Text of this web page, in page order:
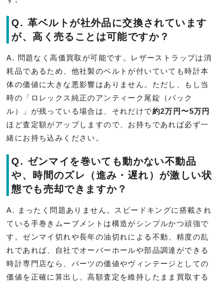
Q. 革ベルトが社外品に交換されています
が、高く売ることは可能ですか？
A. 問題なく高価買取が可能です。レザーストラップは消
耗品であるため、他社製のベルトが付いていても時計本
体の価値に大きな悪影響はありません。ただし、もし当
時の「ロレックス純正のアンティーク尾錠（バック
ル）」が残っている場合は、それだけで約2万円〜5万円
ほど査定額がアップしますので、お持ちであれば必ず一
緒にお持ち込みください。
Q. ゼンマイを巻いても動かない不動品
や、時間のズレ（進み・遅れ）が激しい状
態でも売却できますか？
A. まったく問題ありません。スピードキングに搭載され
ている手巻きムーブメントは構造がシンプルかつ頑強で
す。ゼンマイ切れや長年の油切れによる不動、精度の乱
れであれば、自社でオーバーホールや部品調達ができる
時計専門店なら、パーツの価値やヴィンテージとしての
価値を正確に算出し、高額査定を維持したまま買取する